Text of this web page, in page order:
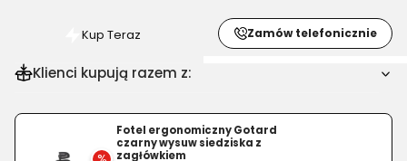
Szybki
zakup
dla
produktu
Krzesło
konferencyjne
Kup Teraz Zamów telefonicznie
Klienci kupują razem z:
Fotel ergonomiczny Gotard
czarny wysuw siedziska z
zagłówkiem